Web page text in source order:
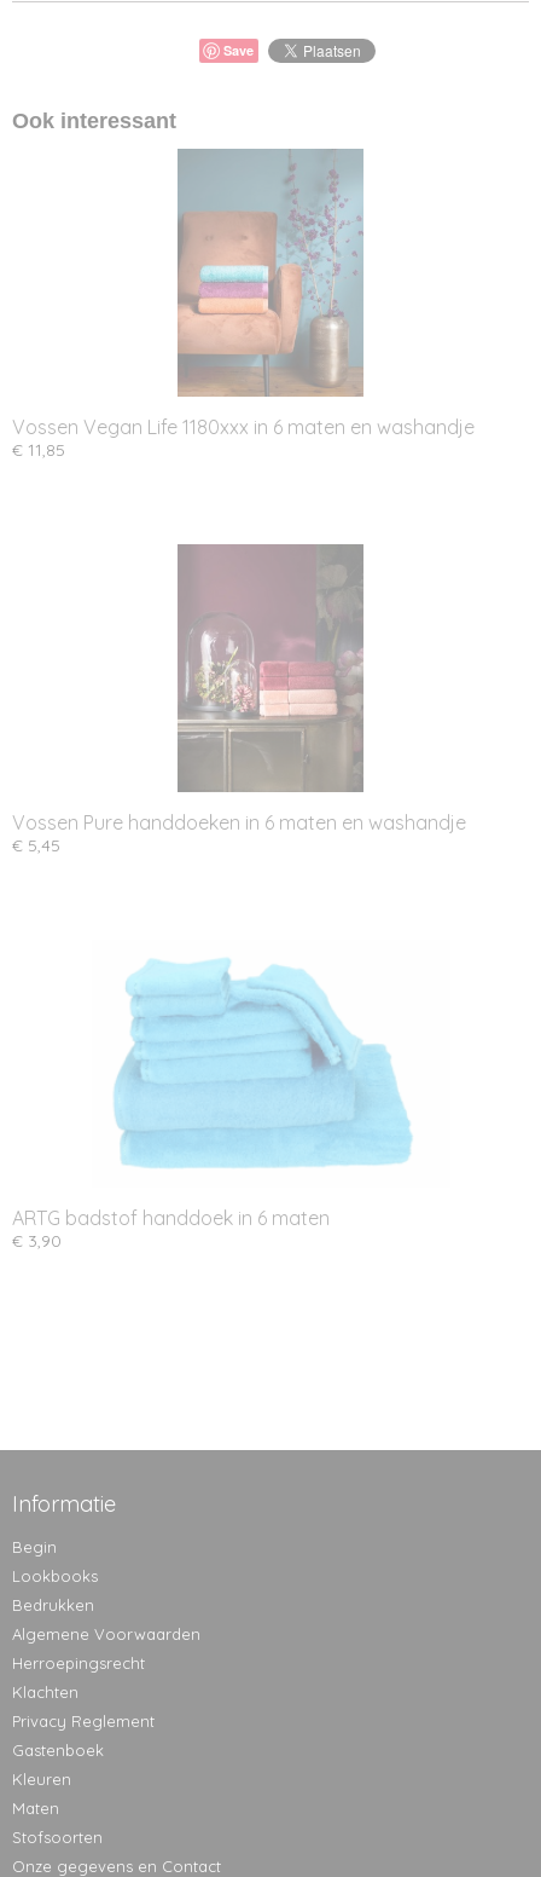
Save
Ook interessant
Vossen Vegan Life 1180xxx in 6 maten en washandje
€ 11,85
Vossen Pure handdoeken in 6 maten en washandje
€ 5,45
ARTG badstof handdoek in 6 maten
€ 3,90
Informatie
Begin
Lookbooks
Bedrukken
Algemene Voorwaarden
Herroepingsrecht
Klachten
Privacy Reglement
Gastenboek
Kleuren
Maten
Stofsoorten
Onze gegevens en Contact